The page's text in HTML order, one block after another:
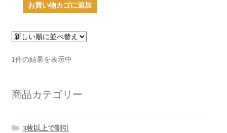
お買い物カゴに追加
1件の結果を表示中
商品カテゴリー
3枚以上で割引